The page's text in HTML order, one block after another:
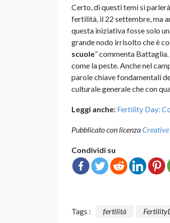
Certo, di questi temi si
fertilità, il 22 settembre, ma
questa iniziativa fosse solo
grande nodo irrisolto che è
scuole” commenta
come la peste. Anche nel
parole chiave fondamentali
culturale generale che con
Leggi anche: Fertility Day:
Pubblicato con licenza
Condividi su
Tags : fertilità